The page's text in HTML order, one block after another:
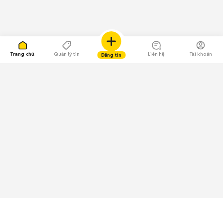
Trang chủ Quản lý tin Đăng tin Liên hệ Tài khoản